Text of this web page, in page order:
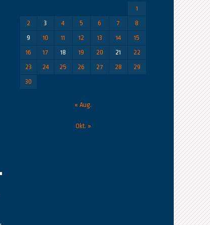
1
2
3 4 5 6 7
8
9
10 11 12 13 14
15
16
17 18 19 20 21
22
23
24 25 26 27 28
29
30
« Aug.
Okt. »